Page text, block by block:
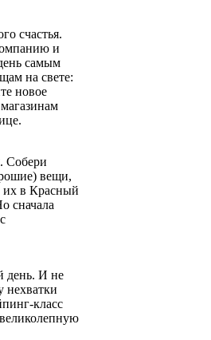
счастья.
и
самым
на свете:
новое
Собери
вещи,
их в Красный
сначала
день. И не
нехватки
класс